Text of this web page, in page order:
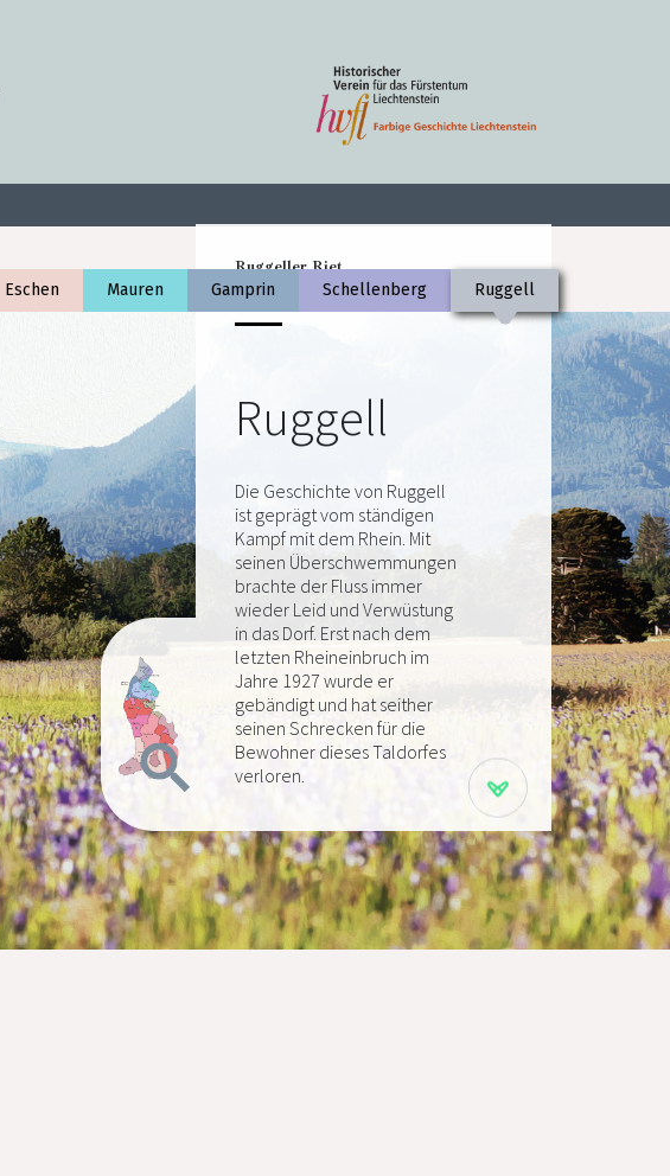
Eschen Mauren Gamprin Schellenberg Ruggell
Ruggeller Riet
Foto Daniel Seidel
Ruggell
Die Geschichte von Ruggell
ist geprägt vom ständigen
Kampf mit dem Rhein. Mit
seinen Überschwemmungen
brachte der Fluss immer
wieder Leid und Verwüstung
in das Dorf. Erst nach dem
letzten Rheineinbruch im
Jahre 1927 wurde er
gebändigt und hat seither
seinen Schrecken für die
Bewohner dieses Taldorfes
verloren.